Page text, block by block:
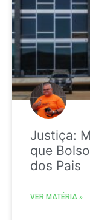
Justiça:
que
dos Pais
VER MATÉRIA »